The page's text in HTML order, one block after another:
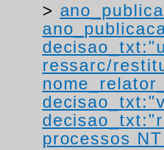
>
ressarc/
processos